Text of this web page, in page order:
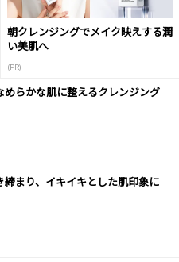
朝クレンジングでメイク映えする潤
い美肌へ
(PR)
めらかな肌に整えるクレンジング
締まり、イキイキとした肌印象に